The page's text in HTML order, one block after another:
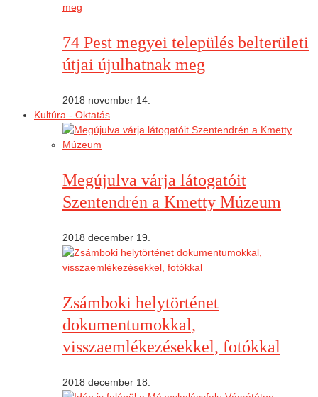
74 Pest megyei település belterületi
útjai újulhatnak meg
2018 november 14.
Kultúra - Oktatás
Megújulva várja látogatóit
Szentendrén a Kmetty Múzeum
2018 december 19.
Zsámboki helytörténet
dokumentumokkal,
visszaemlékezésekkel, fotókkal
2018 december 18.